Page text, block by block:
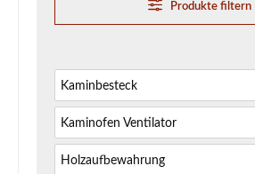
Produkte filtern
Kaminbesteck
Kaminofen Ventilator
Holzaufbewahrung